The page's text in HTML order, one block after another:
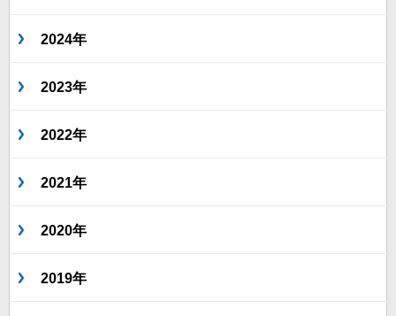
2024年
2023年
2022年
2021年
2020年
2019年